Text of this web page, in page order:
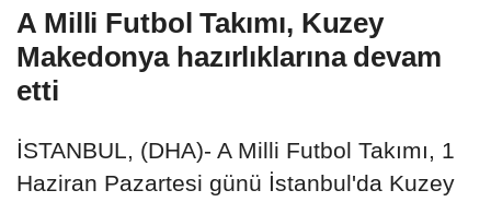
A Milli Futbol Takımı, Kuzey
Makedonya hazırlıklarına devam
etti
İSTANBUL, (DHA)- A Milli Futbol Takımı, 1
Haziran Pazartesi günü İstanbul'da Kuzey